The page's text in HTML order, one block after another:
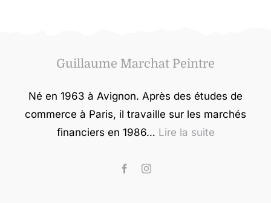
Guillaume Marchat Peintre
Né en 1963 à Avignon. Après des études de
commerce à Paris, il travaille sur les marchés
financiers en 1986… Lire la suite